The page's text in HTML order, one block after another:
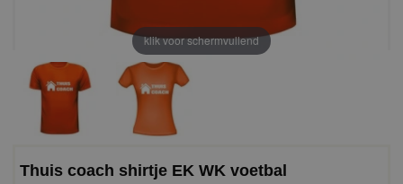
klik voor schermvullend
Thuis coach shirtje EK WK voetbal